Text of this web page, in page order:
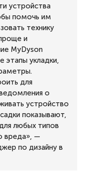
устройства
помочь им
технику
и
MyDyson
этапы укладки,
для
о
устройство
показывают,
любых типов
вреда», —
по дизайну в